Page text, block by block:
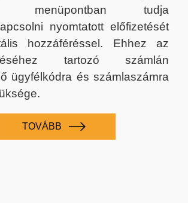
menüpontban tudja
nyomtatott előfizetését
hozzáféréssel. Ehhez az
tartozó számlán
ügyfélkódra és számlaszámra
TOVÁBB